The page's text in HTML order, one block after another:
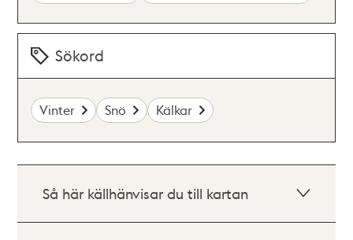
Sökord
Vinter Snö Kälkar
Så här källhänvisar du till kartan